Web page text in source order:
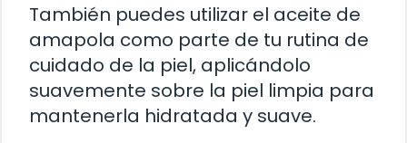
También puedes utilizar el aceite de
amapola como parte de tu rutina de
cuidado de la piel, aplicándolo
suavemente sobre la piel limpia para
mantenerla hidratada y suave.